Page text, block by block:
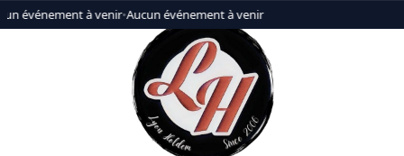
événement à venir•Aucun événement à venir
Aller
au